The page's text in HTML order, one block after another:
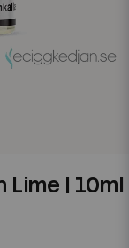
Lime | 10ml